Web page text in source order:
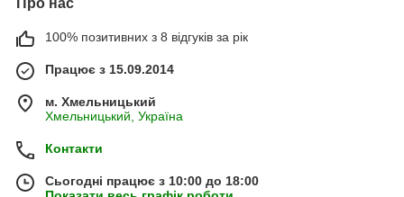
Про нас
100% позитивних з 8 відгуків за рік
Працює з 15.09.2014
м. Хмельницький
Хмельницький, Україна
Контакти
Сьогодні працює з 10:00 до 18:00